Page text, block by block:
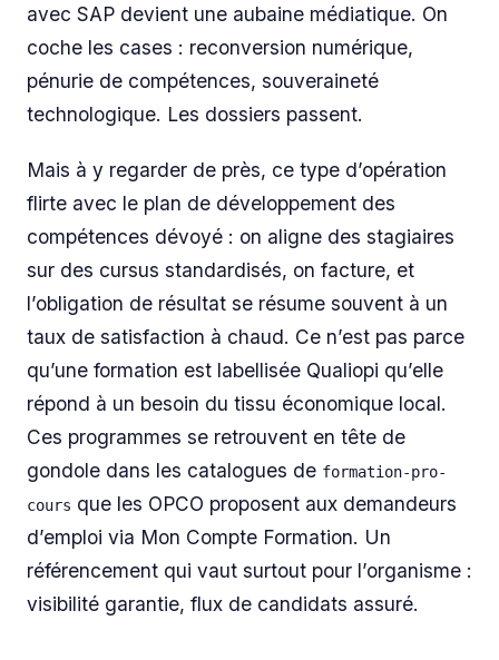
avec SAP devient une aubaine médiatique. On
coche les cases : reconversion numérique,
pénurie de compétences, souveraineté
technologique. Les dossiers passent.
Mais à y regarder de près, ce type d’opération
flirte avec le plan de développement des
compétences dévoyé : on aligne des stagiaires
sur des cursus standardisés, on facture, et
l’obligation de résultat se résume souvent à un
taux de satisfaction à chaud. Ce n’est pas parce
qu’une formation est labellisée Qualiopi qu’elle
répond à un besoin du tissu économique local.
Ces programmes se retrouvent en tête de
gondole dans les catalogues de formation-pro-
cours que les OPCO proposent aux demandeurs
d’emploi via Mon Compte Formation. Un
référencement qui vaut surtout pour l’organisme :
visibilité garantie, flux de candidats assuré.